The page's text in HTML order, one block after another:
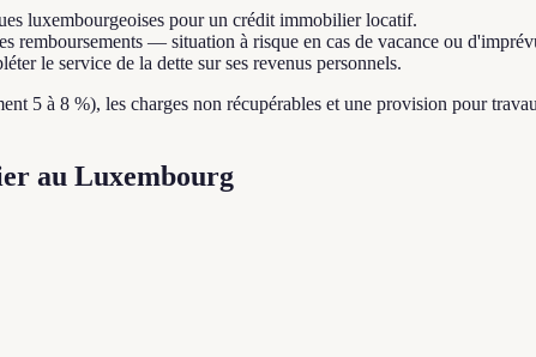
luxembourgeoises pour un crédit immobilier locatif.
remboursements — situation à risque en cas de vacance ou
le service de la dette sur ses revenus personnels.
5 à 8 %), les charges non récupérables et une provision pour
au Luxembourg